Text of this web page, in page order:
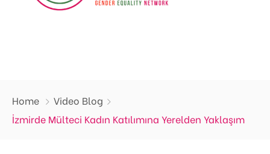
Hakkımızda
Home
Video Blog
İzmirde Mülteci Kadın Katılımına Yerelden Yaklaşım